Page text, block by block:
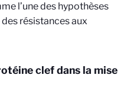
l’une des hypothèses
résistances aux
clef dans la mise